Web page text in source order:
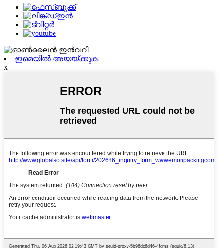
ഇമെയിൽ അയയ്ക്കുക
x